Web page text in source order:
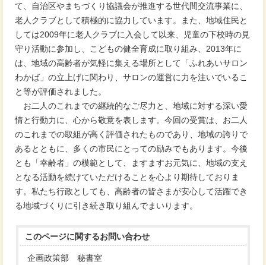
て、自治区やまちづくり協議会が推進する世代間交流事業に、
老人クラブとして積極的に協力しています。また、地域住民と
しては2009年に老人クラブに入会して以来、児童の下校時の見
守り活動に参加し、こどもの健全育成に取り組み、2013年に
は、地域の高齢者が気軽に集える場所として「ふれあいサロン
わかば」の立上げに関わり、サロンの運営に力を注いでいるこ
と等が評価されました。
お二人のこれまでの継続的なご尽力と、地域に対する深い愛
情と行動力に、心から敬意を表します。今回の受賞は、お二人
のこれまでの取組が高く評価されたものであり、地域の誇りで
あるとともに、多くの市民にとっての励みでもあります。今後
とも「幸齢者」の模範として、ますますお元気に、地域の支え
となる活動を続けていただけることを心より期待しておりま
す。私たち行政としても、高齢者の皆さまが安心して活躍でき
る地域づくりに引き続き取り組んでまいります。
このページに関するお問い合わせ
企画政策部 秘書室